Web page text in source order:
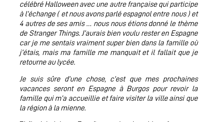
célébré Halloween avec une autre française qui participe
à l’échange ( et nous avons parlé espagnol entre nous ) et
4 autres de ses amis … nous nous étions donné le thème
de Stranger Things. J’aurais bien voulu rester en Espagne
car je me sentais vraiment super bien dans la famille où
j’étais, mais ma famille me manquait et il fallait que je
retourne au lycée.
Je suis sûre d’une chose, c’est que mes prochaines
vacances seront en Espagne à Burgos pour revoir la
famille qui m’a accueillie et faire visiter la ville ainsi que
la région à la mienne.